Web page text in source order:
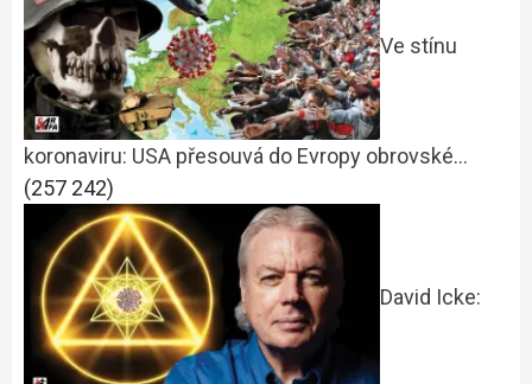
Ve stínu
koronaviru: USA přesouvá do Evropy obrovské…
(257 242)
David Icke: